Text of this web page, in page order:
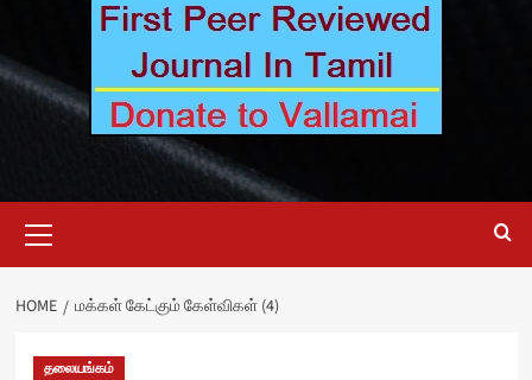
Menu
HOME மக்கள் கேட்கும் கேள்விகள் (4)
தலையங்கம்